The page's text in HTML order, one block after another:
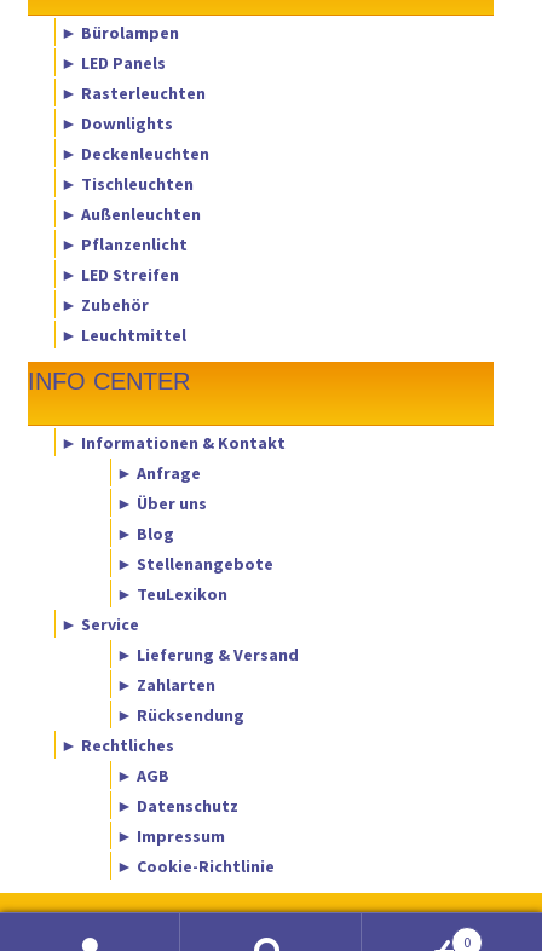
► Bürolampen
► LED Panels
► Rasterleuchten
► Downlights
► Deckenleuchten
► Tischleuchten
► Außenleuchten
► Pflanzenlicht
► LED Streifen
► Zubehör
► Leuchtmittel
INFO CENTER
► Informationen & Kontakt
► Anfrage
► Über uns
► Blog
► Stellenangebote
► TeuLexikon
► Service
► Lieferung & Versand
► Zahlarten
► Rücksendung
► Rechtliches
► AGB
► Datenschutz
► Impressum
► Cookie-Richtlinie
0